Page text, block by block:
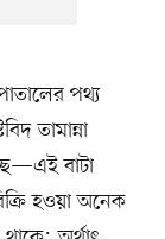
পথ্য
তামান্না
বাটা
হওয়া অনেক